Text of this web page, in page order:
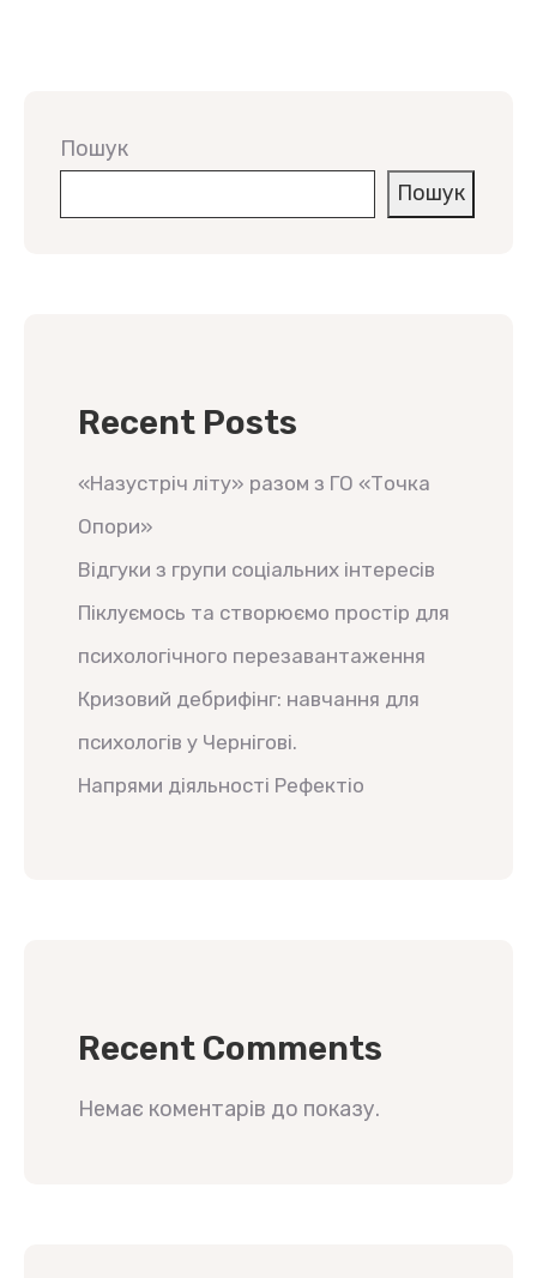
Пошук
Пошук
Recent Posts
«Назустріч літу» разом з ГО «Точка
Опори»
Відгуки з групи соціальних інтересів
Піклуємось та створюємо простір для
психологічного перезавантаження
Кризовий дебрифінг: навчання для
психологів у Чернігові.
Напрями діяльності Рефектіо
Recent Comments
Немає коментарів до показу.